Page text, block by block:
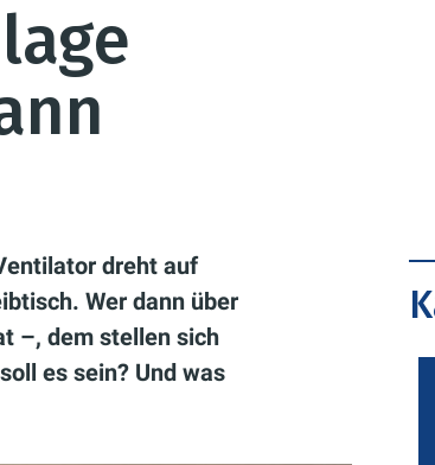
dreht auf
Wer dann über
–, dem stellen sich
es sein? Und was